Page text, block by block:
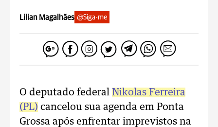
Lilian Magalhães @Siga-me
O deputado federal Nikolas Ferreira
(PL) cancelou sua agenda em Ponta
Grossa após enfrentar imprevistos na